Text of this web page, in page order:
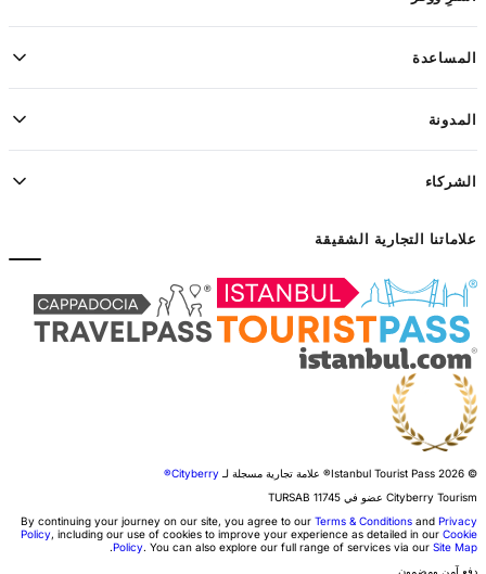
المساعدة
المدونة
الشركاء
علاماتنا التجارية الشقيقة
© 2026 Istanbul Tourist Pass® علامة تجارية مسجلة لـ Cityberry®
Cityberry Tourism عضو في
TURSAB 11745
By continuing your journey on our site, you agree to our Terms & Conditions and Privacy
Policy, including our use of cookies to improve your experience as detailed in our Cookie
Policy. You can also explore our full range of services via our Site Map
.
دفع آمن ومضمون